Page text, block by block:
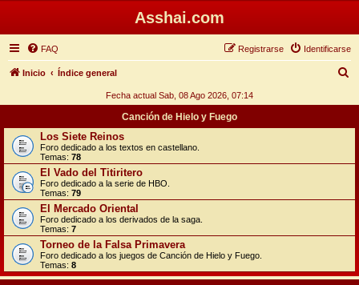
Asshai.com
FAQ Identificarse
Registrarse
Inicio Índice general
c
Fecha actual Sab, 08 Ago 2026, 07:14
Canción de Hielo y Fuego
Los Siete Reinos
Foro dedicado a los textos en castellano.
Temas: 78
El Vado del Titiritero
Foro dedicado a la serie de HBO.
Temas: 79
El Mercado Oriental
Foro dedicado a los derivados de la saga.
Temas: 7
Torneo de la Falsa Primavera
Foro dedicado a los juegos de Canción de Hielo y Fuego.
Temas: 8